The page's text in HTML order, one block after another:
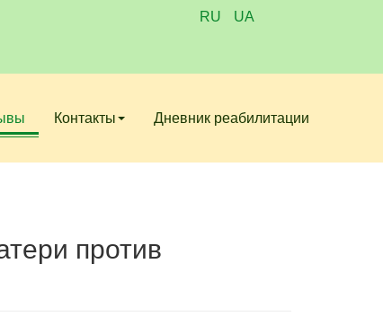
RU UA
Контакты Дневник реабилитации
против